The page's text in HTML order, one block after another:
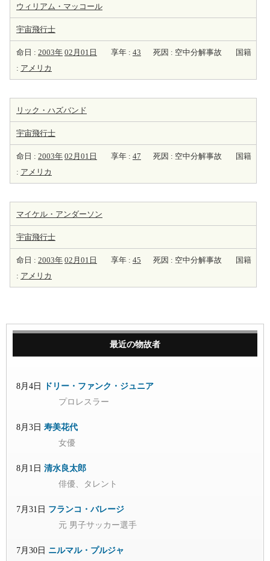
ウィリアム・マッコール
宇宙飛行士
命日 : 2003年 02月01日 享年 : 43 死因 : 空中分解事故
国籍
: アメリカ
リック・ハズバンド
宇宙飛行士
命日 : 2003年 02月01日 享年 : 47 死因 : 空中分解事故
国籍
: アメリカ
マイケル・アンダーソン
宇宙飛行士
命日 : 2003年 02月01日 享年 : 45 死因 : 空中分解事故
国籍
: アメリカ
最近の物故者
8月4日
ドリー・ファンク・ジュニア
プロレスラー
8月3日 寿美花代
女優
8月1日 清水良太郎
俳優、タレント
7月31日 フランコ・バレージ
元 男子サッカー選手
7月30日 ニルマル・プルジャ